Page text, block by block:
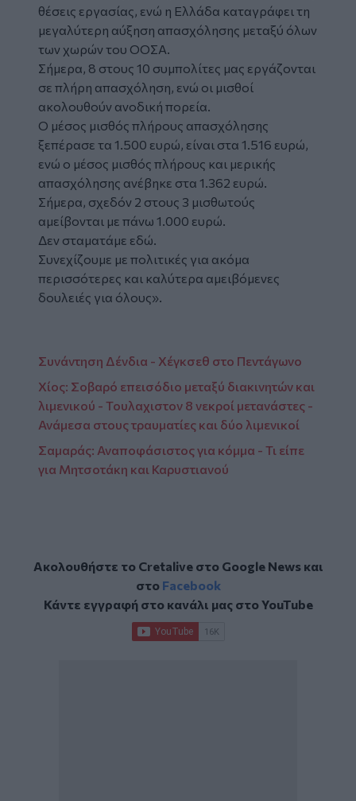
θέσεις εργασίας, ενώ η Ελλάδα καταγράφει τη
μεγαλύτερη αύξηση απασχόλησης μεταξύ όλων
των χωρών του ΟΟΣΑ.
Σήμερα, 8 στους 10 συμπολίτες μας εργάζονται
σε πλήρη απασχόληση, ενώ οι μισθοί
ακολουθούν ανοδική πορεία.
Ο μέσος μισθός πλήρους απασχόλησης
ξεπέρασε τα 1.500 ευρώ, είναι στα 1.516 ευρώ,
ενώ ο μέσος μισθός πλήρους και μερικής
απασχόλησης ανέβηκε στα 1.362 ευρώ.
Σήμερα, σχεδόν 2 στους 3 μισθωτούς
αμείβονται με πάνω 1.000 ευρώ.
Δεν σταματάμε εδώ.
Συνεχίζουμε με πολιτικές για ακόμα
περισσότερες και καλύτερα αμειβόμενες
δουλειές για όλους».
Συνάντηση Δένδια - Χέγκσεθ στο Πεντάγωνο
Χίος: Σοβαρό επεισόδιο μεταξύ διακινητών και
λιμενικού - Τουλαχιστον 8 νεκροί μετανάστες -
Ανάμεσα στους τραυματίες και δύο λιμενικοί
Σαμαράς: Αναποφάσιστος για κόμμα - Τι είπε
για Μητσοτάκη και Καρυστιανού
Ακολουθήστε το Cretalive στο Google Newsκαι
στο Facebook
Κάντε εγγραφή στο κανάλι μας στοYouTube